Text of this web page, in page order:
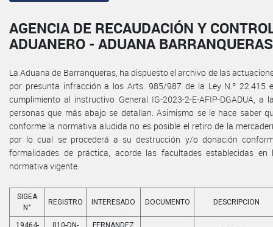
AGENCIA DE RECAUDACIÓN Y
ADUANERO - ADUANA BARRANQUERAS
La Aduana de Barranqueras, ha dispuesto el archivo de las
por presunta infracción a los Arts. 985/987 de la Ley N.º 22.415
cumplimiento al instructivo General IG-2023-2-E-AFIP-DGADUA, a
personas que más abajo se detallan. Asimismo se le hace saber
conforme la normativa aludida no es posible el retiro de la
por lo cual se procederá a su destrucción y/o donación
formalidades de práctica, acorde las facultades establecidas en
normativa vigente.
SIGEA
N°
REGISTRO INTERESADO DOCUMENTO DESCRIPCION
19464-
010-DN-
FERNANDEZ